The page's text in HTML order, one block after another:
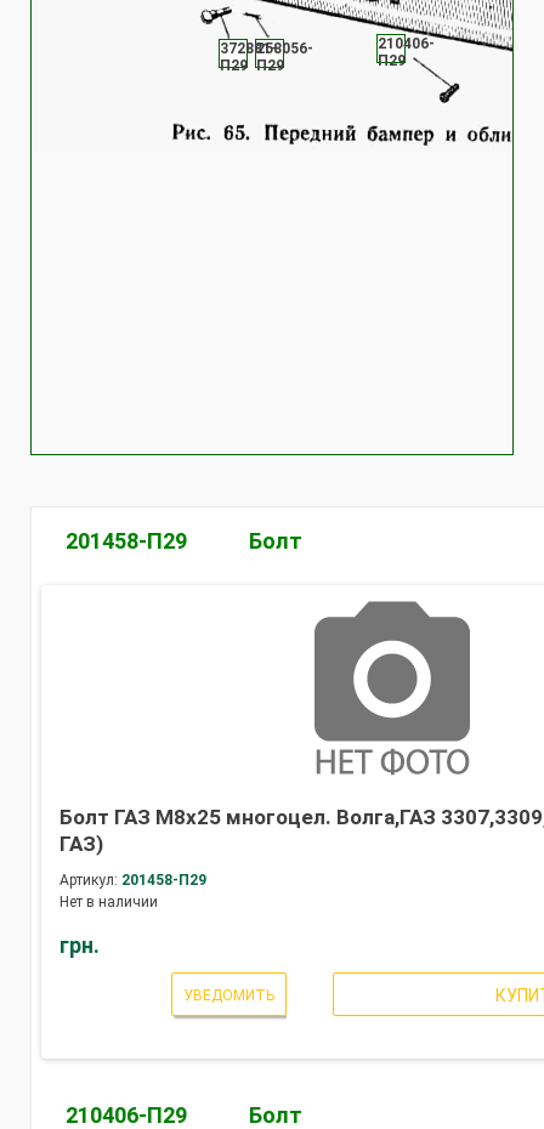
210406-
П29
258056-
П29
372881-
П29
201458-П29 Болт
Болт ГАЗ М8х25 многоцел. Волга,ГАЗ
ГАЗ)
Артикул: 201458-П29
Нет в наличии
грн.
УВЕДОМИТЬ
210406-П29 Болт